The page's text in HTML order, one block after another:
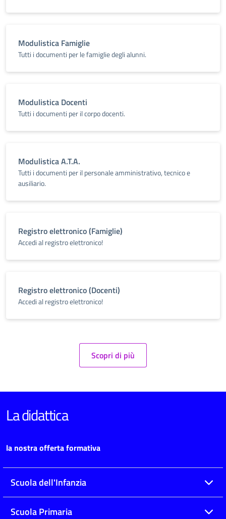
Modulistica Famiglie
Tutti i documenti per le famiglie degli alunni.
Modulistica Docenti
Tutti i documenti per il corpo docenti.
Modulistica A.T.A.
Tutti i documenti per il personale amministrativo, tecnico e
ausiliario.
Registro elettronico (Famiglie)
Accedi al registro elettronico!
Registro elettronico (Docenti)
Accedi al registro elettronico!
Scopri di più
La didattica
la nostra offerta formativa
Scuola dell'Infanzia
Scuola Primaria